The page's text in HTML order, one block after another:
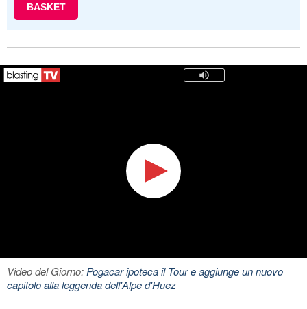
BASKET
Video del Giorno:Pogacar ipoteca il Tour e aggiunge un nuovo
capitolo alla leggenda dell'Alpe d'Huez